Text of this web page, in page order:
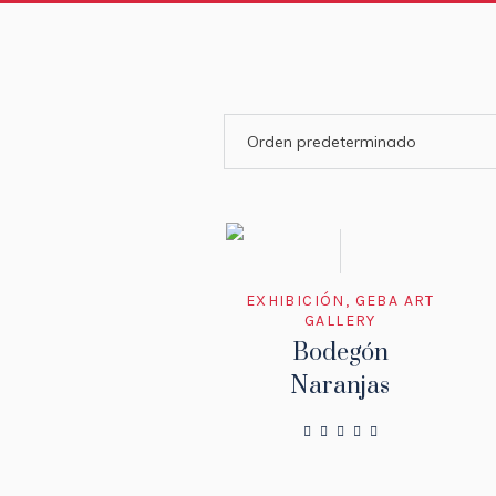
EXHIBICIÓN , GEBA ART
GALLERY
Bodegón
Naranjas